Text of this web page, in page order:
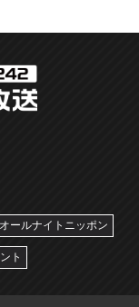
オールナイトニッポン
ト